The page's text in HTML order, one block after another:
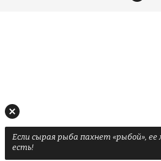
Если сырая рыба пахнет «рыбой», ее
есть!